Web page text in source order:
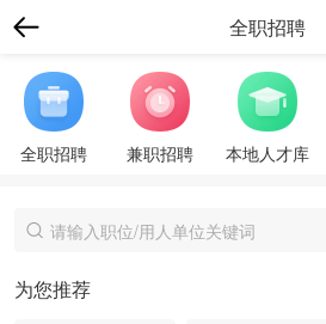
全职招聘
全职招聘 兼职招聘 本地人才库
为您推荐